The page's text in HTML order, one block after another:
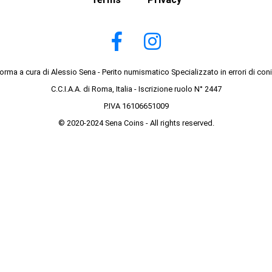
a cura di Alessio Sena - Perito numismatico Specializzato in errori di
C.C.I.A.A. di Roma, Italia - Iscrizione ruolo N° 2447
P.IVA 16106651009
© 2020-2024 Sena Coins - All rights reserved.